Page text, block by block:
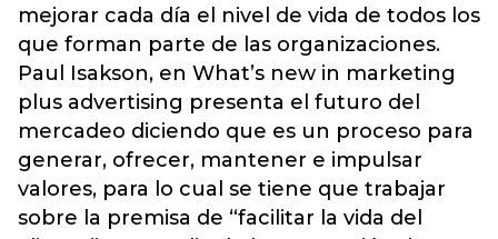
mejorar cada día el nivel de vida de todos los
que forman parte de las organizaciones.
Paul Isakson, en What’s new in marketing
plus advertising presenta el futuro del
mercadeo diciendo que es un proceso para
generar, ofrecer, mantener e impulsar
valores, para lo cual se tiene que trabajar
sobre la premisa de “facilitar la vida del